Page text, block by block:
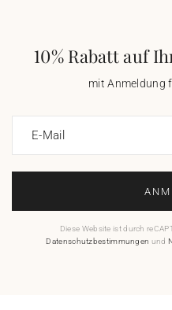
10% Rabatt auf
mit Anmeldung
E-Mail
Diese Website ist durch
Datenschutzbestimmungen und